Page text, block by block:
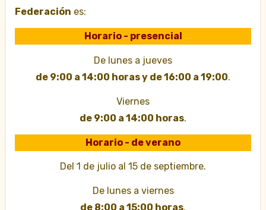
Federación es:
Horario - presencial
De lunes a jueves
de 9:00 a 14:00 horas y de 16:00 a 19:00.
Viernes
de 9:00 a 14:00 horas.
Horario - de verano
Del 1 de julio al 15 de septiembre.
De lunes a viernes
de 8:00 a 15:00 horas.